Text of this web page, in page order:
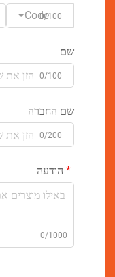
Code0/100
שם
0/100
שם החברה
0/200
הודעה
0/1000